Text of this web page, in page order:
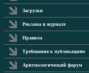
Загрузки
Реклама в журнале
Правила
Требования к публикациям
Аритмологический форум